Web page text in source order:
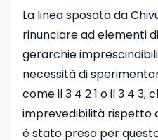
La linea sposata da
rinunciare ad elementi
gerarchie
necessità di
come il 3 4 2 1 o il 3 4 3,
imprevedibilità rispetto
è stato preso per